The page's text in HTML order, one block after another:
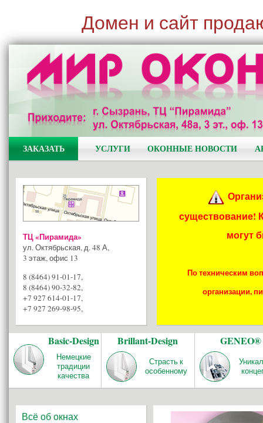
Домен и сайт
ЗАКАЗАТЬ УСЛУГИ ОКОННЫЕ НОВОСТИ
ТЦ «Пирамида»
ул. Октябрьская, д. 48 А,
3 этаж, офис 13
8 (8464) 91-01-17,
8 (8464) 90-32-82,
+7 927 614-01-17,
+7 927 269-98-95,
существование!
могут
По техническим
организации,
Basic-Design
Немецкие
традиции
качества
Brillant-Design
Страсть к
особенному
GENEO®
Всё об окнах